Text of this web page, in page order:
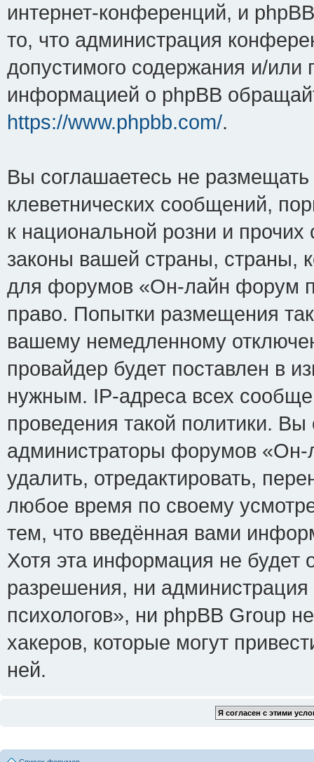
интернет-конференций, и
то, что администрация
допустимого содержания и/или
информацией о phpBB
https://www.phpbb.com/.
Вы соглашаетесь не
клеветнических сообщений,
к национальной розни и
законы вашей страны, страны,
для форумов «Он-лайн форум
право. Попытки размещения
вашему немедленному
провайдер будет поставлен в
нужным. IP-адреса всех
проведения такой политики.
администраторы форумов
удалить, отредактировать,
любое время по своему
тем, что введённая вами
Хотя эта информация не будет
разрешения, ни
психологов», ни phpBB Group
хакеров, которые могут
ней.